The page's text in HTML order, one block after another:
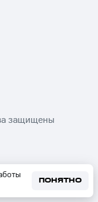
ПОНЯТНО
защищены